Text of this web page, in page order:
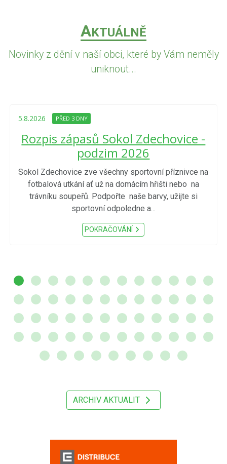
AKTUÁLNĚ
Novinky z dění v naší obci, které by Vám neměly
uniknout...
5.8.2026 PŘED 3 DNY
Rozpis zápasů Sokol Zdechovice -
podzim 2026
Sokol Zdechovice zve všechny sportovní příznivce na
fotbalová utkání ať už na domácím hřišti nebo na
trávníku soupeřů. Podpořte naše barvy, užijte si
sportovní odpoledne a...
POKRAČOVÁNÍ
ARCHIV AKTUALIT